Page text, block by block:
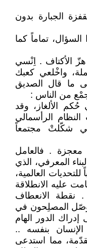
الجبارة بدون
تماماً كما
الأكتاف . اِنْسي
واخْلعي كعبك
ما قال الصديق
جمْع من الناس :
الألغاز، وقد
الرأسمالي
شكّلتْ مجتمعاً
معجزة . فالعامل
المعرفي، الذي
العالمية،
عليه الانطلاقة
. نقطة الانعطاف
المصلِحون في
إدراك الدور الهام
بنفسه ..
مما استدعى